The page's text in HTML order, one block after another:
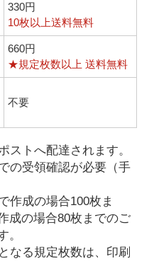
330円
10枚以上送料無料
660円
★規定枚数以上 送料無料
不要
トへ配達されます。
の受領確認が必要（手
作成の場合100枚ま
成の場合80枚までのご
。
なる規定枚数は、印刷